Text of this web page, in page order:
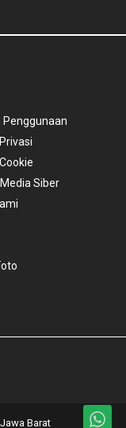
Penggunaan
Siber
Barat